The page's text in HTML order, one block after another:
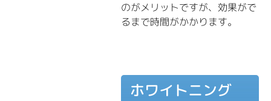
のがメリットですが、効果がで
るまで時間がかかります。
ホワイトニング